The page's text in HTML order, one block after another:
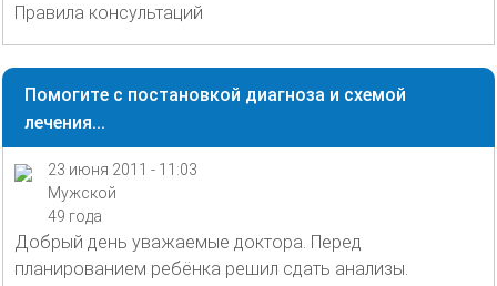
Правила консультаций
Помогите с постановкой диагноза и схемой
лечения...
23 июня 2011 - 11:03
Мужской
49 года
Добрый день уважаемые доктора. Перед
планированием ребёнка решил сдать анализы.